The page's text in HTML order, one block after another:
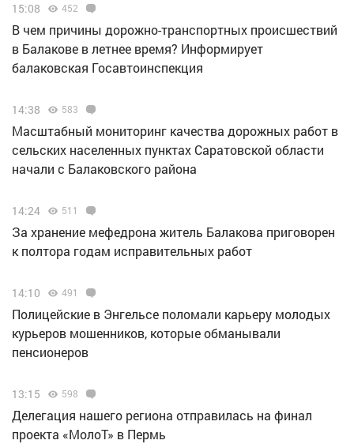
15:08 452
В чем причины дорожно-транспортных происшествий
в Балакове в летнее время? Информирует
балаковская Госавтоинспекция
14:38 583
Масштабный мониторинг качества дорожных работ в
сельских населенных пунктах Саратовской области
начали с Балаковского района
14:24 511
За хранение мефедрона житель Балакова приговорен
к полтора годам исправительных работ
14:10 491
Полицейские в Энгельсе поломали карьеру молодых
курьеров мошенников, которые обманывали
пенсионеров
13:15 598
Делегация нашего региона отправилась на финал
проекта «МолоТ» в Пермь